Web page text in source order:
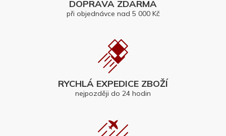
DOPRAVA ZDARMA
při objednávce nad 5 000 Kč
RYCHLÁ EXPEDICE ZBOŽÍ
nejpozději do 24 hodin